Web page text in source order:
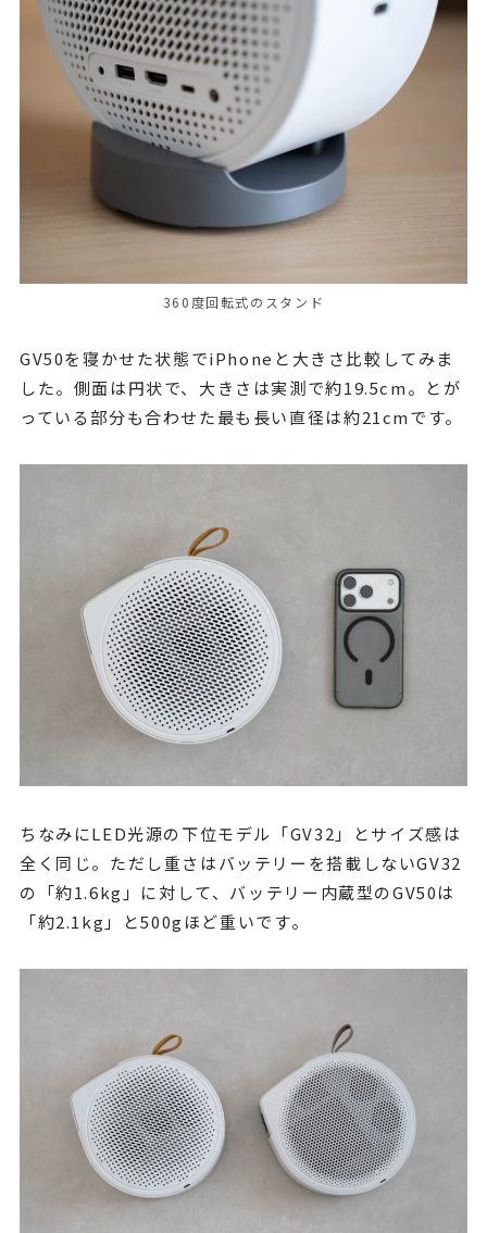
360度回転式のスタンド
GV50を寝かせた状態でiPhoneと大きさ比較してみま
した。側面は円状で、大きさは実測で約19.5cm。とが
っている部分も合わせた最も長い直径は約21cmです。
ちなみにLED光源の下位モデル「GV32」とサイズ感は
全く同じ。ただし重さはバッテリーを搭載しないGV32
の「約1.6kg」に対して、バッテリー内蔵型のGV50は
「約2.1kg」と500gほど重いです。